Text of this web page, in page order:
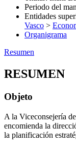
Periodo del
Entidades
Vasco >
Organigrama
Resumen
RESUMEN
Objeto
A la Viceconsejería
encomienda la
la planificación